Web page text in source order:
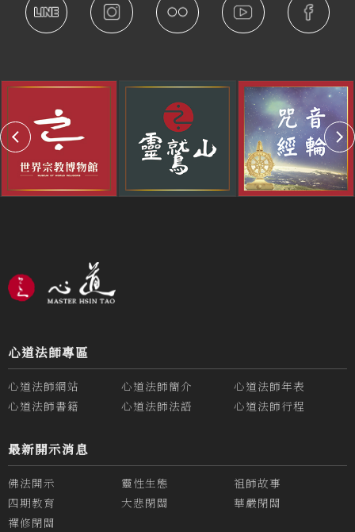
心道法師專區
心道法師網站 心道法師簡介
心道法師年表
心道法師書籍
心道法師法語 心道法師行程
最新開示消息
佛法開示 靈性生態
祖師故事
四期教育
大悲閉關
華嚴閉關
禪修閉關